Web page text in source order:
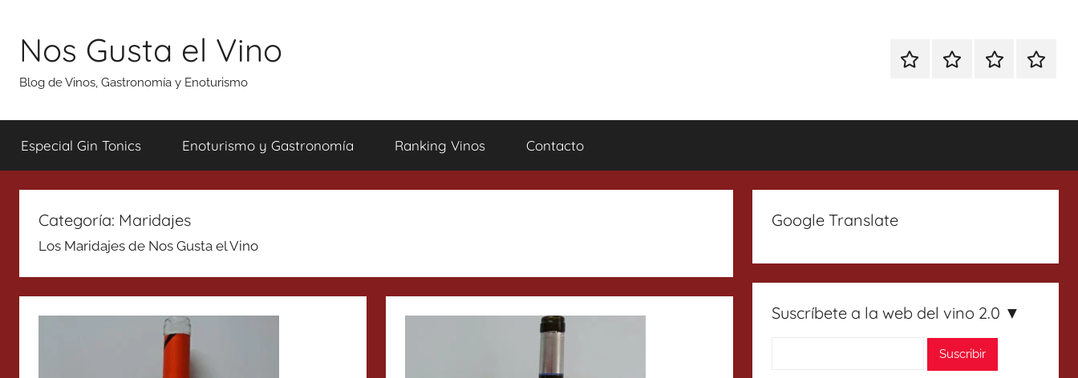
contenido
Nos Gusta el Vino
Blog de Vinos, Gastronomía y Enoturismo
EspecialEnoturismoRanking
Especial Gin Tonics Enoturismo y Gastronomía Ranking Vinos Contacto
Categoría: Maridajes
Los Maridajes de Nos Gusta el Vino
Google Translate
Suscríbete a la web del vino 2.0 ▼